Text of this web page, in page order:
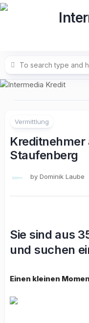
Skip
Vermittlung
Kreditnehmer
Staufenberg
by Dominik Laube
Sie sind aus
und suchen
Einen kleinen